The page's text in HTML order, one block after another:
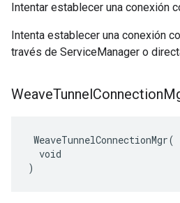
Intentar establecer una conexión
Intenta establecer una conexión
través de ServiceManager o
WeaveTunnelConnection
WeaveTunnelConnectionMgr(
  void
)